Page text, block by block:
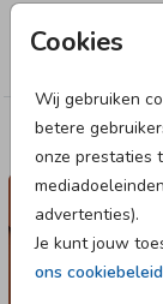
Cookies
Wij gebruiken
betere
onze prestaties
advertenties).
Je kunt jouw
ons cookiebeleid
Deze designs